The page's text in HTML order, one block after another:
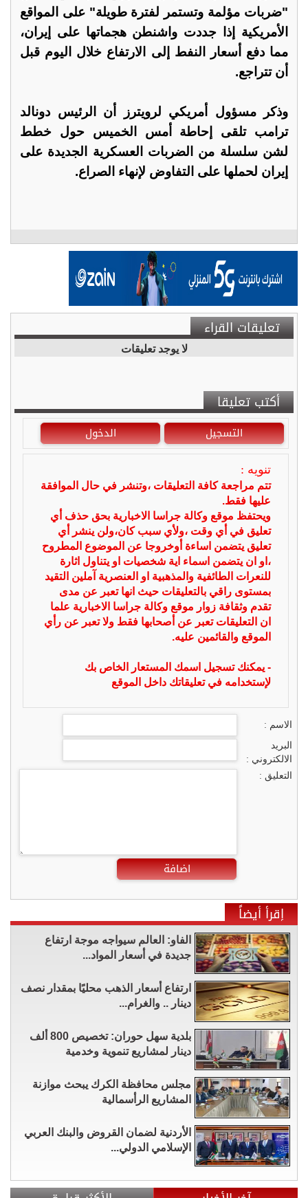
"ضربات مؤلمة وتستمر لفترة طويلة" على المواقع
الأمريكية إذا جددت واشنطن هجماتها على إيران،
مما دفع أسعار النفط ⁠إلى الارتفاع ​خلال اليوم قبل
أن تتراجع.
وذكر مسؤول أمريكي لرويترز ​أن الرئيس دونالد
ترامب تلقى إحاطة أمس الخميس حول خطط
لشن سلسلة من الضربات العسكرية الجديدة على
إيران ​لحملها على التفاوض لإنهاء الصراع.
تعليقات القراء
لا يوجد تعليقات
أكتب تعليقا
التسجيل الدخول
تنويه :
تتم مراجعة كافة التعليقات ،وتنشر في حال الموافقة
عليها فقط.
ويحتفظ موقع وكالة جراسا الاخبارية بحق حذف أي
تعليق في أي وقت ،ولأي سبب كان،ولن ينشر أي
تعليق يتضمن اساءة أوخروجا عن الموضوع المطروح
،او ان يتضمن اسماء اية شخصيات او يتناول اثارة
للنعرات الطائفية والمذهبية او العنصرية آملين التقيد
بمستوى راقي بالتعليقات حيث انها تعبر عن مدى
تقدم وثقافة زوار موقع وكالة جراسا الاخبارية علما
ان التعليقات تعبر عن أصحابها فقط ولا تعبر عن رأي
الموقع والقائمين عليه.
- يمكنك تسجيل اسمك المستعار الخاص بك
لإستخدامه في تعليقاتك داخل الموقع
الاسم :
البريد
الالكتروني :
التعليق :
اضافة
إقرأ أيضاً
الفاو: العالم سيواجه موجة ارتفاع
جديدة في أسعار المواد...
ارتفاع أسعار الذهب محليًا بمقدار نصف
دينار .. والغرام...
بلدية سهل حوران: تخصيص 800 ألف
دينار لمشاريع تنموية وخدمية
مجلس محافظة الكرك يبحث موازنة
المشاريع الرأسمالية
الأردنية لضمان القروض والبنك العربي
الإسلامي الدولي...